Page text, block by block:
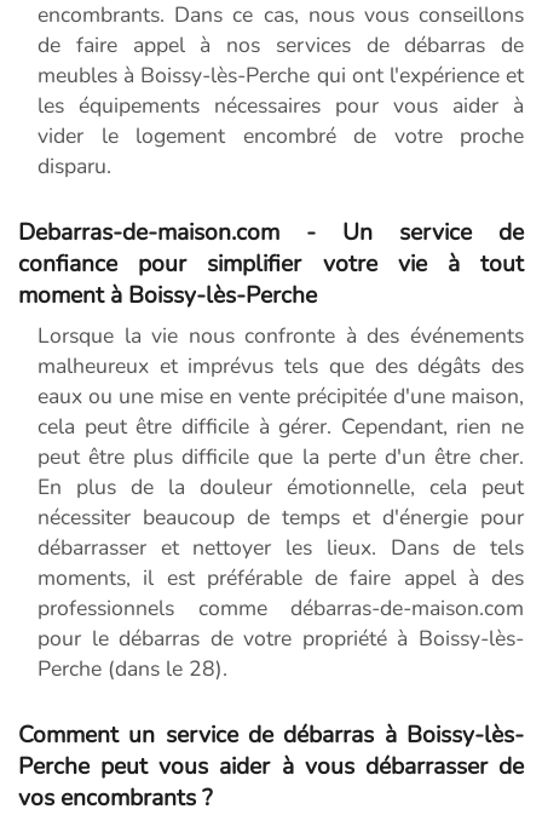
encombrants. Dans ce cas, nous vous conseillons
de faire appel à nos services de débarras de
meubles à Boissy-lès-Perche qui ont l'expérience et
les équipements nécessaires pour vous aider à
vider le logement encombré de votre proche
disparu.
Debarras-de-maison.com - Un service de
confiance pour simplifier votre vie à tout
moment à Boissy-lès-Perche
Lorsque la vie nous confronte à des événements
malheureux et imprévus tels que des dégâts des
eaux ou une mise en vente précipitée d'une maison,
cela peut être difficile à gérer. Cependant, rien ne
peut être plus difficile que la perte d'un être cher.
En plus de la douleur émotionnelle, cela peut
nécessiter beaucoup de temps et d'énergie pour
débarrasser et nettoyer les lieux. Dans de tels
moments, il est préférable de faire appel à des
professionnels comme débarras-de-maison.com
pour le débarras de votre propriété à Boissy-lès-
Perche (dans le 28).
Comment un service de débarras à Boissy-lès-
Perche peut vous aider à vous débarrasser de
vos encombrants ?